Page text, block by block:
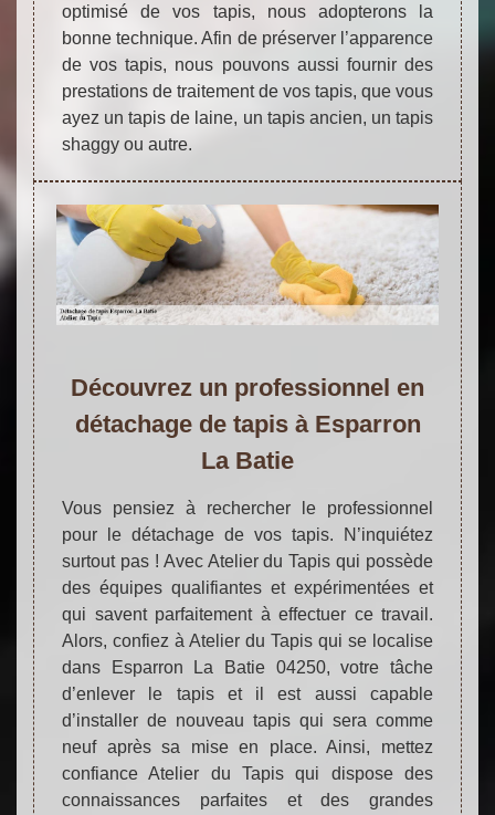
optimisé de vos tapis, nous adopterons la
bonne technique. Afin de préserver l’apparence
de vos tapis, nous pouvons aussi fournir des
prestations de traitement de vos tapis, que vous
ayez un tapis de laine, un tapis ancien, un tapis
shaggy ou autre.
Découvrez un professionnel en
détachage de tapis à Esparron
La Batie
Vous pensiez à rechercher le professionnel
pour le détachage de vos tapis. N’inquiétez
surtout pas ! Avec Atelier du Tapis qui possède
des équipes qualifiantes et expérimentées et
qui savent parfaitement à effectuer ce travail.
Alors, confiez à Atelier du Tapis qui se localise
dans Esparron La Batie 04250, votre tâche
d’enlever le tapis et il est aussi capable
d’installer de nouveau tapis qui sera comme
neuf après sa mise en place. Ainsi, mettez
confiance Atelier du Tapis qui dispose des
connaissances parfaites et des grandes